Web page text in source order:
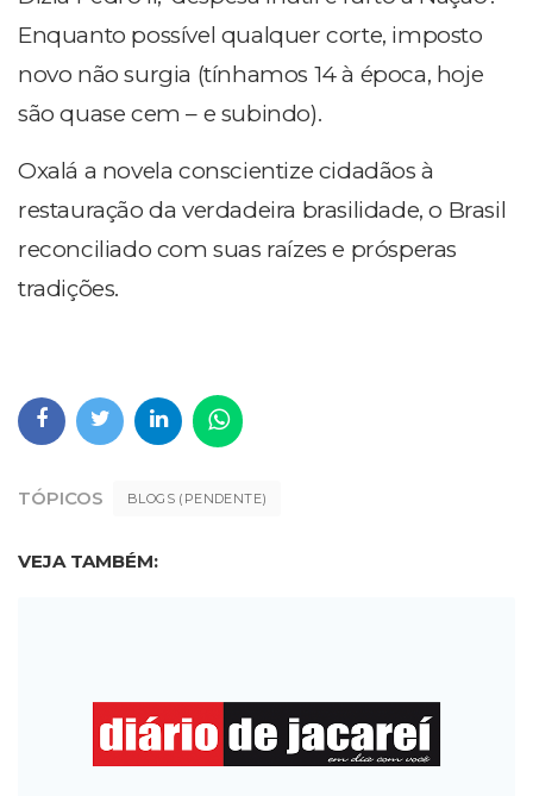
Enquanto possível qualquer corte, imposto
novo não surgia (tínhamos 14 à época, hoje
são quase cem – e subindo).
Oxalá a novela conscientize cidadãos à
restauração da verdadeira brasilidade, o Brasil
reconciliado com suas raízes e prósperas
tradições.
TÓPICOS BLOGS (PENDENTE)
VEJA TAMBÉM: